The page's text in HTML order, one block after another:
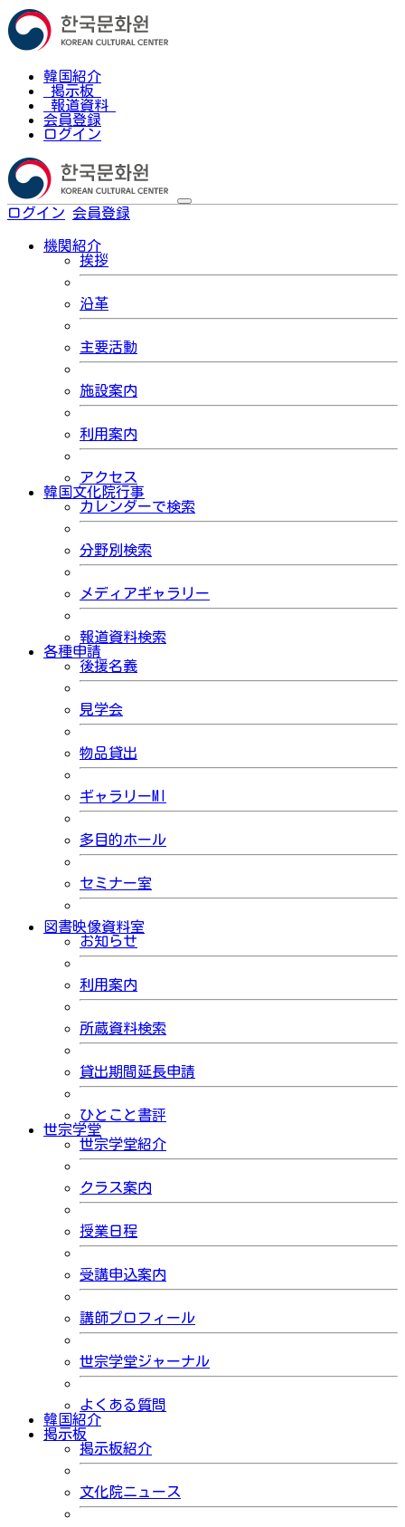
韓国紹介
掲示板
報道資料
会員登録
ログイン
ログイン 会員登録
機関紹介
挨拶
沿革
主要活動
施設案内
利用案内
アクセス
韓国文化院行事
カレンダーで検索
分野別検索
メディアギャラリー
報道資料検索
各種申請
後援名義
見学会
物品貸出
ギャラリーMI
多目的ホール
セミナー室
図書映像資料室
お知らせ
利用案内
所蔵資料検索
貸出期間延長申請
ひとこと書評
世宗学堂
世宗学堂紹介
クラス案内
授業日程
受講申込案内
講師プロフィール
世宗学堂ジャーナル
よくある質問
韓国紹介
掲示板
掲示板紹介
文化院ニュース